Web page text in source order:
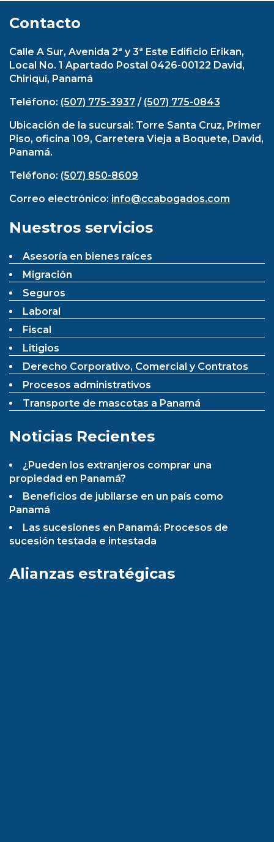
Contacto
Calle A Sur, Avenida 2ª y 3ª Este Edificio Erikan,
Local No. 1 Apartado Postal 0426-00122 David,
Chiriquí, Panamá
Teléfono: (507) 775-3937 / (507) 775-0843
Ubicación de la sucursal: Torre Santa Cruz, Primer
Piso, oficina 109, Carretera Vieja a Boquete, David,
Panamá.
Teléfono: (507) 850-8609
Correo electrónico: info@ccabogados.com
Nuestros servicios
Asesoría en bienes raíces
Migración
Seguros
Laboral
Fiscal
Litigios
Derecho Corporativo, Comercial y Contratos
Procesos administrativos
Transporte de mascotas a Panamá
Noticias Recientes
¿Pueden los extranjeros comprar una
propiedad en Panamá?
Beneficios de jubilarse en un país como
Panamá
Las sucesiones en Panamá: Procesos de
sucesión testada e intestada
Alianzas estratégicas